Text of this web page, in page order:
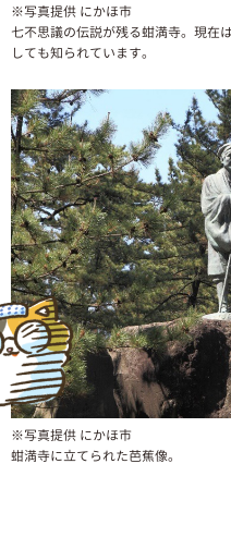
※写真提供 にかほ市
七不思議の伝説が残る蚶満寺。現在
しても知られています。
※写真提供 にかほ市
蚶満寺に立てられた芭蕉像。